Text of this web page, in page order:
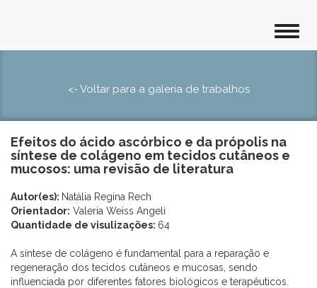
<- Voltar para a galeria de trabalhos
Efeitos do ácido ascórbico e da própolis na
síntese de colágeno em tecidos cutâneos e
mucosos: uma revisão de literatura
Autor(es): Natália Regina Rech
Orientador: Valeria Weiss Angeli
Quantidade de visulizações: 64
A síntese de colágeno é fundamental para a reparação e
regeneração dos tecidos cutâneos e mucosas, sendo
influenciada por diferentes fatores biológicos e terapêuticos.